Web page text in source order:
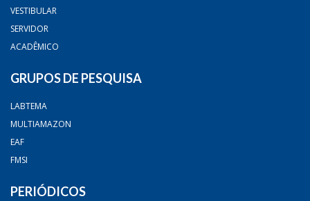
VESTIBULAR
SERVIDOR
ACADÊMICO
GRUPOS DE PESQUISA
LABTEMA
MULTIAMAZON
EAF
FMSI
PERIÓDICOS